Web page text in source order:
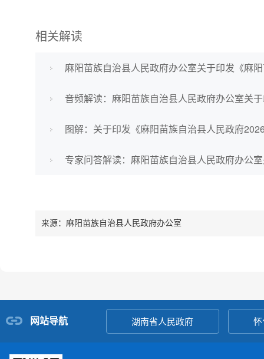
相关解读
麻阳苗族自治县人民政府办公室关于印发《麻
音频解读：麻阳苗族自治县人民政府办公室关
图解：关于印发《麻阳苗族自治县人民政府
来源：麻阳苗族自治县人民政府办公室
网站导航 湖南省人民政府